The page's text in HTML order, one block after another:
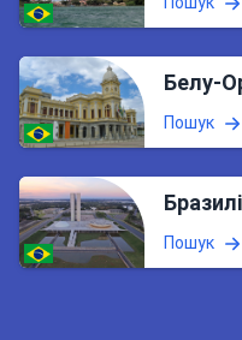
Белу-
Пошук
Пошук